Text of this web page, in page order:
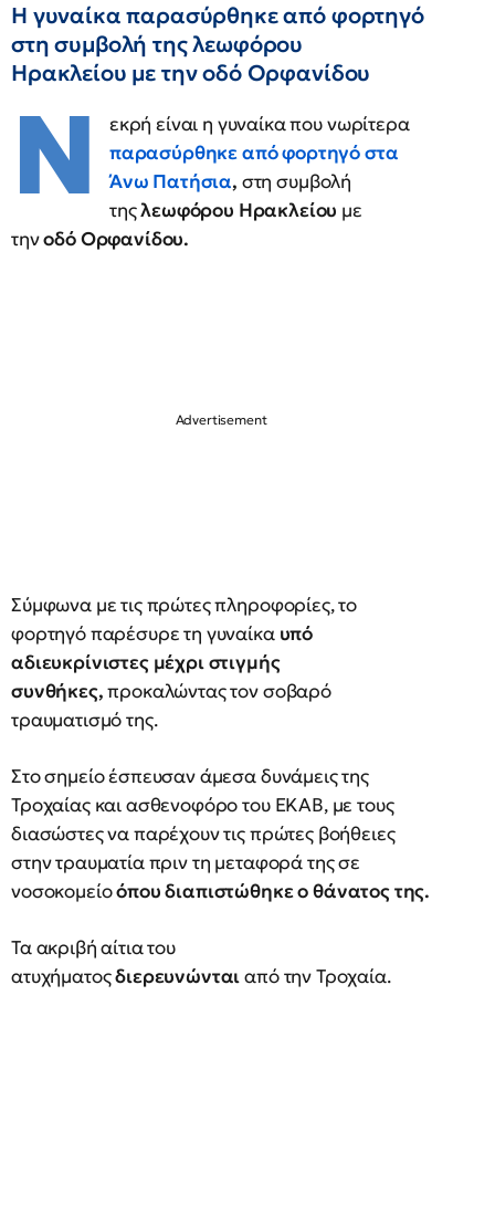
H γυναίκα παρασύρθηκε από φορτηγό
στη συμβολή της λεωφόρου
Ηρακλείου με την οδό Ορφανίδου
Ν
εκρή είναι η γυναίκα που νωρίτερα
παρασύρθηκε από φορτηγό στα
Άνω Πατήσια, στη συμβολή
τηςλεωφόρου Ηρακλείου με
τηνοδό Ορφανίδου.
Σύμφωνα με τις πρώτες πληροφορίες, το
φορτηγό παρέσυρε τη γυναίκαυπό
αδιευκρίνιστες μέχρι στιγμής
συνθήκες,προκαλώντας τον σοβαρό
τραυματισμό της.
Στο σημείο έσπευσαν άμεσα δυνάμεις της
Τροχαίας και ασθενοφόρο του ΕΚΑΒ, με τους
διασώστες να παρέχουν τις πρώτες βοήθειες
στην τραυματία πριν τη μεταφορά της σε
νοσοκομείοόπου διαπιστώθηκε ο θάνατος της.
Τα ακριβή αίτια του
ατυχήματοςδιερευνώνταιαπό την Τροχαία.